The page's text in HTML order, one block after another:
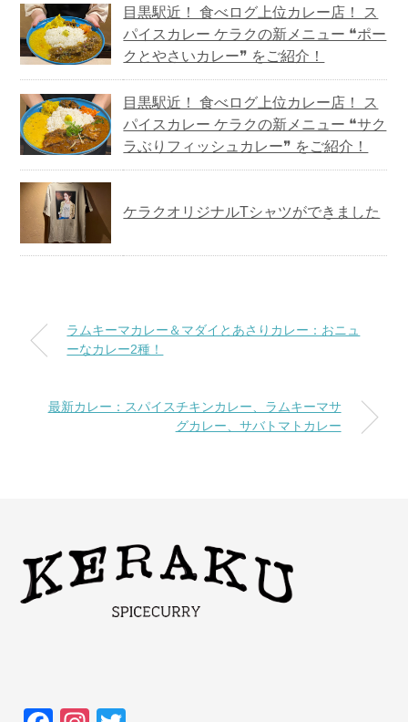
目黒駅近！ 食べログ上位カレー店！ ス
パイスカレー ケラクの新メニュー ❝ポー
クとやさいカレー❞ をご紹介！
目黒駅近！ 食べログ上位カレー店！ ス
パイスカレー ケラクの新メニュー ❝サク
ラぶりフィッシュカレー❞ をご紹介！
ケラクオリジナルTシャツができました
ラムキーマカレー＆マダイとあさりカレー：おニュ
ーなカレー2種！
最新カレー：スパイスチキンカレー、ラムキーマサ
グカレー、サバトマトカレー